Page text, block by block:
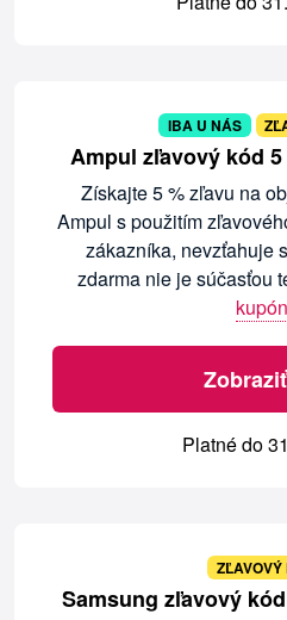
IBA U NÁS
Ampul zľavový kód
Získajte 5 % zľavu na
Ampul s použitím
zákazníka, nevzťahuje
zdarma nie je súčasťou
Platné do
ZĽAVOVÝ
Samsung zľavový